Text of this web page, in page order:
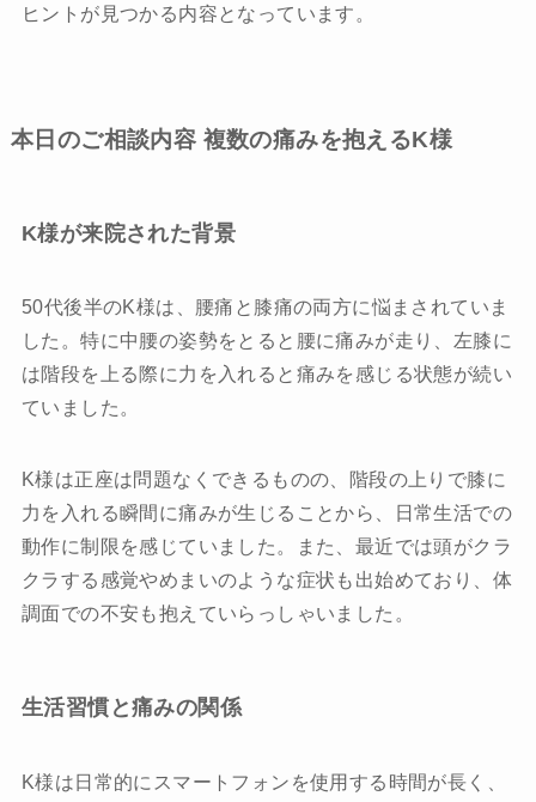
ヒントが見つかる内容となっています。
本日のご相談内容 複数の痛みを抱えるK様
K様が来院された背景
50代後半のK様は、腰痛と膝痛の両方に悩まされていま
した。特に中腰の姿勢をとると腰に痛みが走り、左膝に
は階段を上る際に力を入れると痛みを感じる状態が続い
ていました。
K様は正座は問題なくできるものの、階段の上りで膝に
力を入れる瞬間に痛みが生じることから、日常生活での
動作に制限を感じていました。また、最近では頭がクラ
クラする感覚やめまいのような症状も出始めており、体
調面での不安も抱えていらっしゃいました。
生活習慣と痛みの関係
K様は日常的にスマートフォンを使用する時間が長く、